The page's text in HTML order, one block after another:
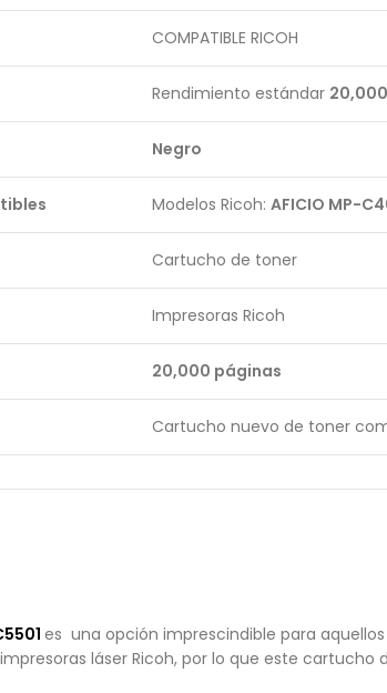
COMPATIBLE RICOH
Rendimiento estándar
Negro
Modelos Ricoh: AFICIO MP-
Cartucho de toner
Impresoras Ricoh
20,000 páginas
Cartucho nuevo de toner
es una opción imprescindible para
láser Ricoh, por lo que este